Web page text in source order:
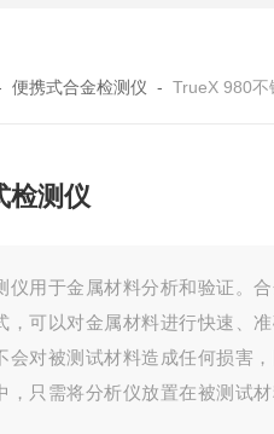
便携式合金检测仪 -TrueX 980不锈钢
检测仪
仪用于金属材料分析和验证。
，可以对金属材料进行快速、
会对被测试材料造成任何损害
，只需将分析仪放置在被测试